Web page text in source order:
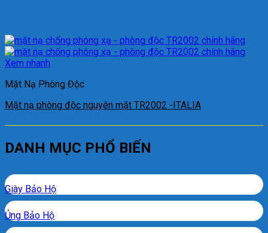
Xem nhanh
Mặt Nạ Phòng Độc
Mặt nạ phòng độc nguyên mặt TR2002 -ITALIA
DANH MỤC PHỔ BIẾN
Giày Bảo Hộ
Ủng Bảo Hộ